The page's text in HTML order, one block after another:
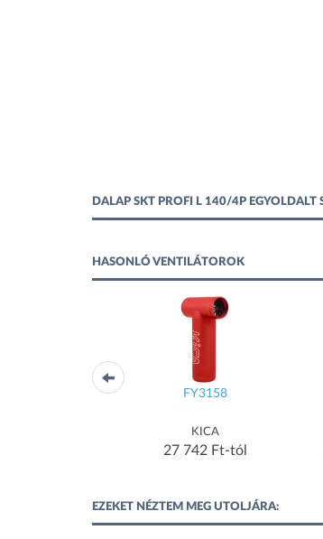
DALAP SKT PROFI L 140/4P
HASONLÓ VENTILÁTOROK
FY3158
KICA
27 742 Ft-tól
EZEKET NÉZTEM MEG UTOLJÁRA: